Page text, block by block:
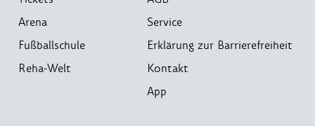
Arena
Fußballschule
Reha-Welt
Service
Erklärung zur Barrierefreiheit
Kontakt
App